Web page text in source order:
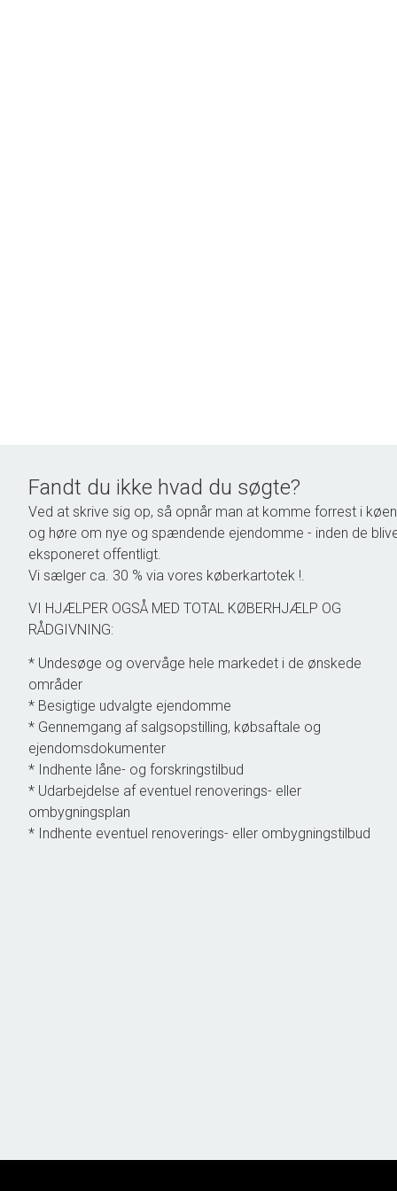
Fandt du ikke hvad du søgte?
Ved at skrive sig op, så opnår man at komme forrest i
og høre om nye og spændende ejendomme - inden de
eksponeret offentligt.
Vi sælger ca. 30 % via vores køberkartotek !.
VI HJÆLPER OGSÅ MED TOTAL KØBERHJÆLP OG
RÅDGIVNING:
* Undesøge og overvåge hele markedet i de ønskede
områder
* Besigtige udvalgte ejendomme
* Gennemgang af salgsopstilling, købsaftale og
ejendomsdokumenter
* Indhente låne- og forskringstilbud
* Udarbejdelse af eventuel renoverings- eller
ombygningsplan
* Indhente eventuel renoverings- eller ombygningstilbud